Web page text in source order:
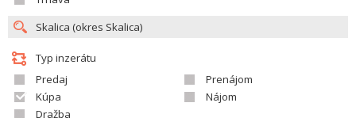
Typ inzerátu
Predaj
Prenájom
Kúpa
Nájom
Dražba